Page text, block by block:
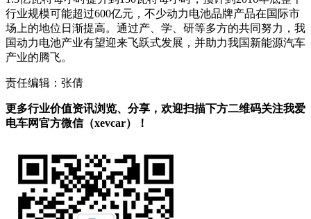
行业规模可能超过600亿元，不少动力电池品牌产品在国际市
场上的地位日渐提高。通过产、学、研等多方的共同努力，我
国动力电池产业有望迎来飞跃式发展，并助力我国新能源汽车
产业的腾飞。
责任编辑：张倩
更多行业价值资讯浏览、分享，欢迎扫描下方二维码关注我爱
电车网官方微信（xevcar）！